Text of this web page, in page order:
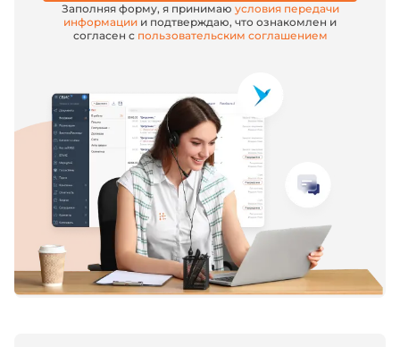
Заполняя форму, я принимаю условия передачи
информации и подтверждаю, что ознакомлен и
согласен с пользовательским соглашением